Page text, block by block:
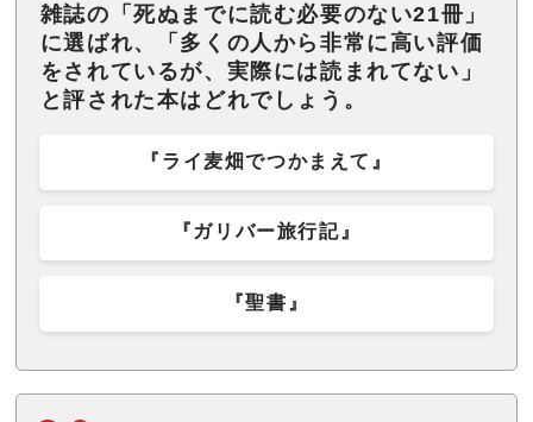
雑誌の「死ぬまでに読む必要のない21冊」
に選ばれ、「多くの人から非常に高い評価
をされているが、実際には読まれてない」
と評された本はどれでしょう。
『ライ麦畑でつかまえて』
『ガリバー旅行記』
『聖書』